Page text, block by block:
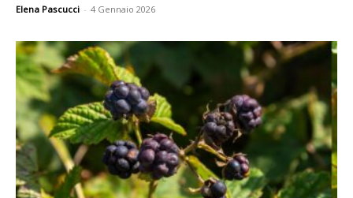
Elena Pascucci - 4 Gennaio 2026